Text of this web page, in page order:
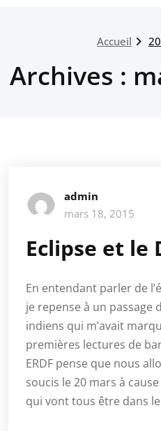
Accueil
Archives :
admin
mars 18, 2015
Eclipse et le
En entendant parler de
je repense à un passage
indiens qui m’avait
premières lectures de
ERDF pense que nous
soucis le 20 mars à
qui vont tous être dans le